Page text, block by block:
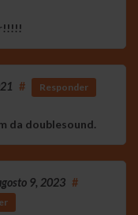
# Responder
da doublesound.
9, 2023 #